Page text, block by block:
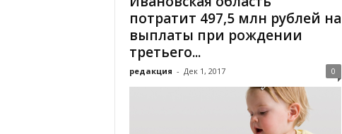
потратит 497,5 млн рублей на
выплаты при рождении
третьего...
редакция - Дек 1, 2017 0